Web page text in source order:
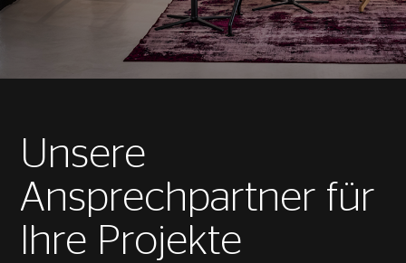
Unsere
Ansprechpartner für
Ihre Projekte